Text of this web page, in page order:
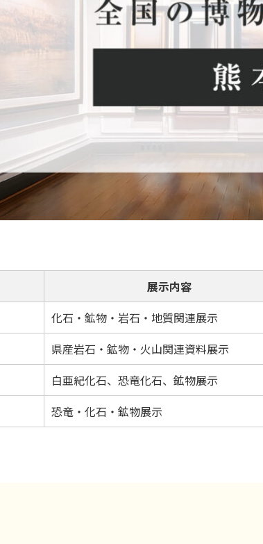
展示内容
化石・鉱物・岩石・地質関連展示
県産岩石・鉱物・火山関連資料展示
白亜紀化石、恐竜化石、鉱物展示
恐竜・化石・鉱物展示